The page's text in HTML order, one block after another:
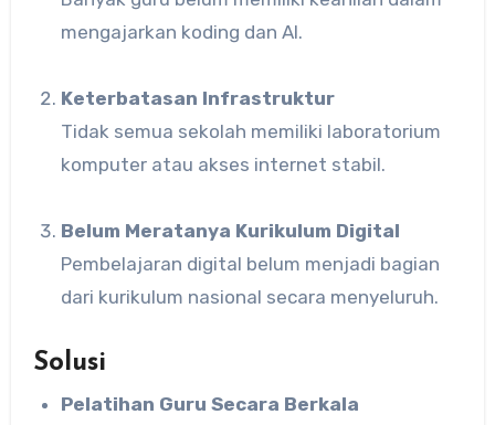
mengajarkan koding dan AI.
Keterbatasan Infrastruktur
Tidak semua sekolah memiliki laboratorium
komputer atau akses internet stabil.
Belum Meratanya Kurikulum Digital
Pembelajaran digital belum menjadi bagian
dari kurikulum nasional secara menyeluruh.
Solusi
Pelatihan Guru Secara Berkala